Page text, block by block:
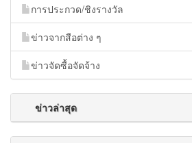
การประกวด/ชิงรางวัล
ข่าวจากสือต่าง ๆ
ข่าวจัดซื้อจัดจ้าง
ข่าวล่าสุด